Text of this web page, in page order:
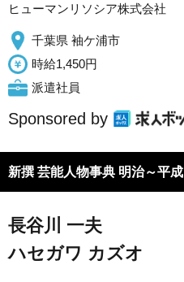
ヒューマンリソシア株式会社
千葉県 袖ケ浦市
時給1,450円
派遣社員
Sponsored by
新撰 芸能人物事典 明治～平成
長谷川 一夫
ハセガワ カズオ